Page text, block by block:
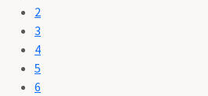
2
3
4
5
6